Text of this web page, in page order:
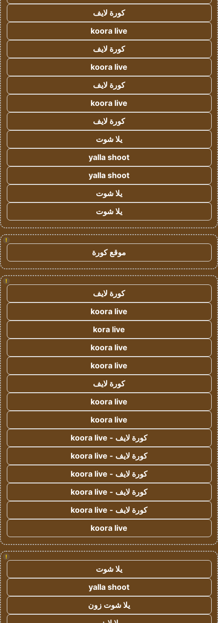
كورة لايف
koora live
كورة لايف
koora live
كورة لايف
koora live
كورة لايف
يلا شوت
yalla shoot
yalla shoot
يلا شوت
يلا شوت
!
موقع كورة
!
كورة لايف
koora live
kora live
koora live
koora live
كورة لايف
koora live
koora live
كورة لايف - koora live
كورة لايف - koora live
كورة لايف - koora live
كورة لايف - koora live
كورة لايف - koora live
koora live
!
يلا شوت
yalla shoot
يلا شوت زون